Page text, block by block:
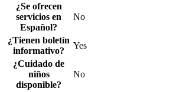
¿Se ofrecen
servicios en
Español?
No
¿Tienen boletín
informativo?
Yes
¿Cuidado de
niños
disponible?
No